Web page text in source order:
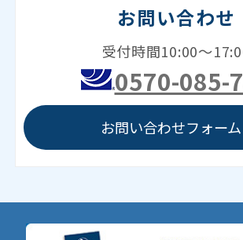
お問い合わせ
受付時間10:00～
0570-085-
お問い合わせフォーム